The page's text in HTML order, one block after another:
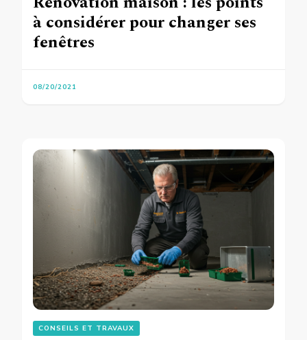
à considérer pour changer ses
fenêtres
08/20/2021
CONSEILS ET TRAVAUX